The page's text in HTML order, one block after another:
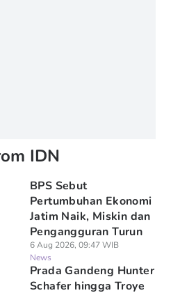
IDN
BPS Sebut
Pertumbuhan Ekonomi
Jatim Naik, Miskin dan
Pengangguran Turun
6 Aug 2026, 09:47 WIB
News
Prada Gandeng Hunter
Schafer hingga Troye